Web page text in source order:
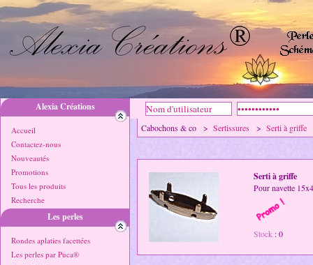
Alexia Créations
Accueil
Contactez-nous
Nouveautés
Promotions
Tous les produits
Recherche
Les perles
Rondes aplaties facettées
Les perles par Puca®
Cabochons & co > Sertissures > Serti à griffe
Serti à griffe
Pour navette
Stock : 0